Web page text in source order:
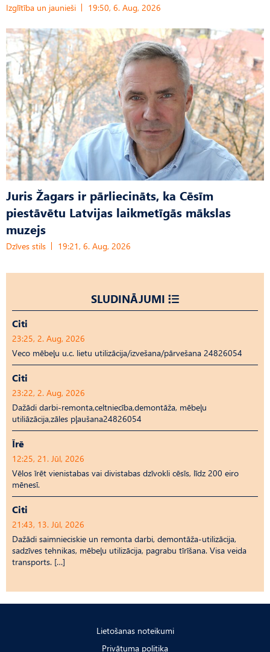
Izglītība un jaunieši 19:50, 6. Aug, 2026
Juris Žagars ir pārliecināts, ka Cēsīm
piestāvētu Latvijas laikmetīgās mākslas
muzejs
Dzīves stils 19:21, 6. Aug, 2026
SLUDINĀJUMI
Citi
23:25, 2. Aug, 2026
Veco mēbeļu u.c. lietu utilizācija/izvešana/pārvešana 24826054
Citi
23:22, 2. Aug, 2026
Dažādi darbi-remonta,celtniecība,demontāža, mēbeļu
utiliāzācija,zāles pļaušana24826054
Īrē
12:25, 21. Jūl, 2026
Vēlos īrēt vienistabas vai divistabas dzīvokli cēsīs, līdz 200 eiro
mēnesī.
Citi
21:43, 13. Jūl, 2026
Dažādi saimnieciskie un remonta darbi, demontāža-utilizācija,
sadzīves tehnikas, mēbeļu utilizācija, pagrabu tīrīšana. Visa veida
transports. […]
Lietošanas noteikumi
Privātuma politika